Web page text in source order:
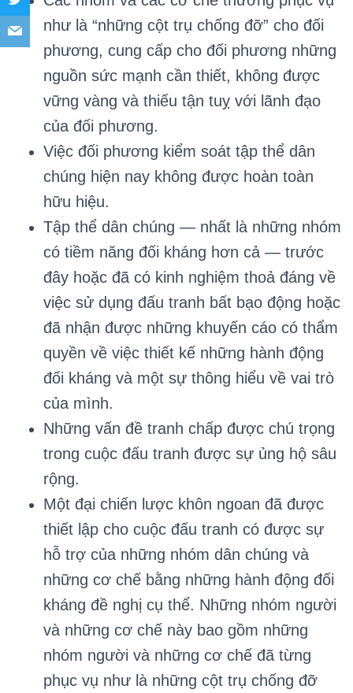
như là “những cột trụ chống đỡ” cho đối
phương, cung cấp cho đối phương những
nguồn sức mạnh cần thiết, không được
vững vàng và thiếu tận tuỵ với lãnh đạo
của đối phương.
Việc đối phương kiểm soát tập thể dân
chúng hiện nay không được hoàn toàn
hữu hiệu.
Tập thể dân chúng — nhất là những nhóm
có tiềm năng đối kháng hơn cả — trước
đây hoặc đã có kinh nghiệm thoả đáng về
việc sử dụng đấu tranh bất bạo động hoặc
đã nhận được những khuyến cáo có thẩm
quyền về việc thiết kế những hành động
đối kháng và một sự thông hiểu về vai trò
của mình.
Những vấn đề tranh chấp được chú trọng
trong cuộc đấu tranh được sự ủng hộ sâu
rộng.
Một đại chiến lược khôn ngoan đã được
thiết lập cho cuộc đấu tranh có được sự
hỗ trợ của những nhóm dân chúng và
những cơ chế bằng những hành động đối
kháng đề nghị cụ thể. Những nhóm người
và những cơ chế này bao gồm những
nhóm người và những cơ chế đã từng
phục vụ như là những cột trụ chống đỡ